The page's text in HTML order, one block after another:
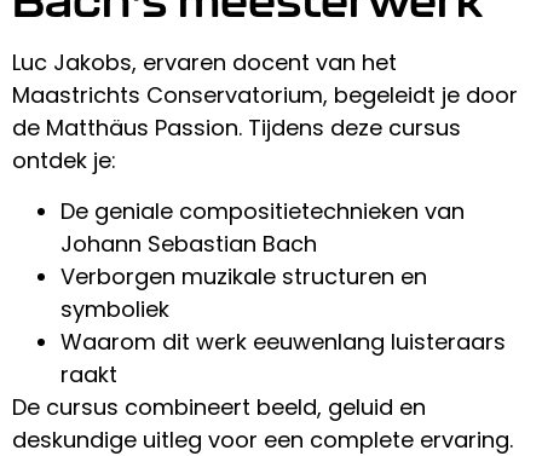
Luc Jakobs, ervaren docent van het
Maastrichts Conservatorium, begeleidt je door
de Matthäus Passion. Tijdens deze cursus
ontdek je:
De geniale compositietechnieken van
Johann Sebastian Bach
Verborgen muzikale structuren en
symboliek
Waarom dit werk eeuwenlang luisteraars
raakt
De cursus combineert beeld, geluid en
deskundige uitleg voor een complete ervaring.